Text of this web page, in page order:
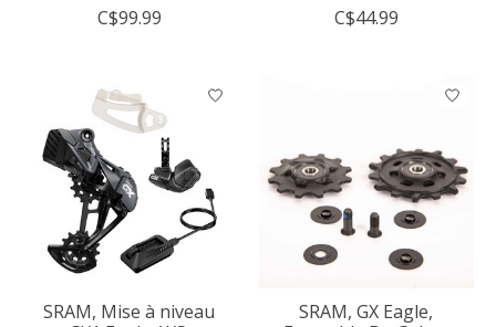
C$99.99
C$44.99
SRAM, Mise à niveau
SRAM, GX Eagle,